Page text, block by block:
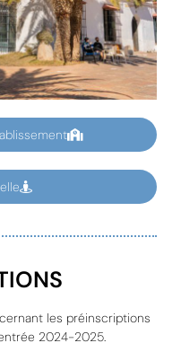
les préinscriptions
2024-2025.